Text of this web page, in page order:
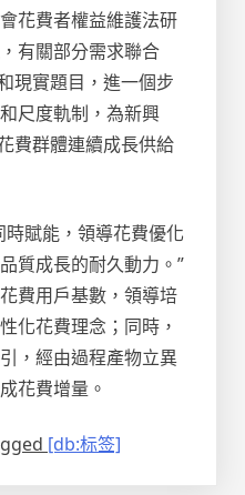
花費者權益維護法研
有關部分需求聯合
現實題目，進一個步
尺度軌制，為新興
費群體連續成長供給
賦能，領導花費優化
質成長的耐久動力。”
費用戶基數，領導培
化花費理念；同時，
，經由過程產物立異
花費增量。
[db:标签]